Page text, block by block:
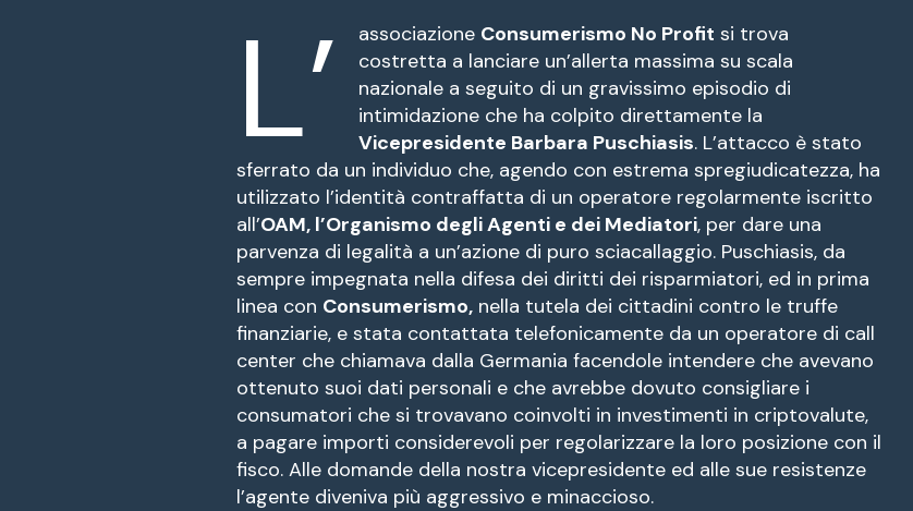
fuente.
de
fuente
tamaño
de
fuente.
L’ associazione Consumerismo No Profit si trova
costretta a lanciare un’allerta massima su scala
nazionale a seguito di un gravissimo episodio di
intimidazione che ha colpito direttamente la
Vicepresidente Barbara Puschiasis. L’attacco è stato
sferrato da un individuo che, agendo con estrema spregiudicatezza, ha
utilizzato l’identità contraffatta di un operatore regolarmente iscritto
all’OAM, l’Organismo degli Agenti e dei Mediatori, per dare una
parvenza di legalità a un’azione di puro sciacallaggio. Puschiasis, da
sempre impegnata nella difesa dei diritti dei risparmiatori, ed in prima
linea con Consumerismo, nella tutela dei cittadini contro le truffe
finanziarie, e stata contattata telefonicamente da un operatore di call
center che chiamava dalla Germania facendole intendere che avevano
ottenuto suoi dati personali e che avrebbe dovuto consigliare i
consumatori che si trovavano coinvolti in investimenti in criptovalute,
a pagare importi considerevoli per regolarizzare la loro posizione con il
fisco. Alle domande della nostra vicepresidente ed alle sue resistenze
l’agente diveniva più aggressivo e minaccioso.